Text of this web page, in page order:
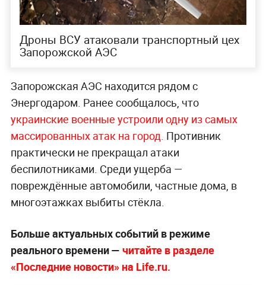
Дроны ВСУ атаковали транспортный цех
Запорожской АЭС
Запорожская АЭС находится рядом с
Энергодаром. Ранее сообщалось, что
украинские военные устроили одну из самых
массированных атак на город. Противник
практически не прекращал атаки
беспилотниками. Среди ущерба —
повреждённые автомобили, частные дома, в
многоэтажках выбиты стёкла.
Больше актуальных событий в режиме
реального времени — читайте в разделе
«Последние новости» на Life.ru.